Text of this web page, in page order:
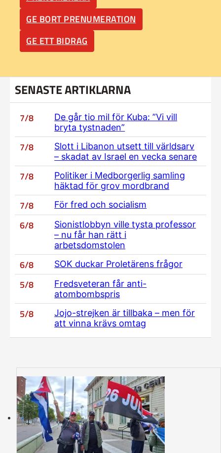
GE BORT PRENUMERATION
GE ETT BIDRAG
SENASTE ARTIKLARNA
7/8
De går tio mil för Kuba: ”Vi vill
bryta tystnaden”
7/8
Slott i Libanon utsett till världsarv
– skadat av Israel en vecka senare
7/8
Politiker i Medborgerlig samling
häktad för grov mordbrand
7/8 För fred och socialism
6/8
Sionistlobbyn ville tysta professor
– nu får han rätt i
arbetsdomstolen
6/8 SOK duckar Proletärens frågor
5/8
Fredsveteran får anti-
atombombspris
5/8
Jojo-strejken är tillbaka – men för
att vinna krävs omtag